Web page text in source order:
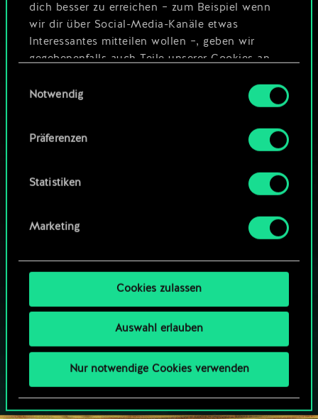
dich besser zu erreichen – zum Beispiel wenn
wir dir über Social-Media-Kanäle etwas
Interessantes mitteilen wollen –, geben wir
gegebenenfalls auch Teile unserer Cookies an
Cookies erfordert allerdings deine Zustimmung.
Alle Details zu unserer Nutzung von Cookies
findest du unten im Menü „Einstellungen“, wo
um das Thema Cookies ändern kannst.
Notwendig
Präferenzen
Statistiken
Marketing
Cookies zulassen
Auswahl erlauben
Nur notwendige Cookies verwenden
WIE WÄR’S MIT EINER RUNDE GWENT?
PC SPIELEN
Das Spiel bietet Ingame-Käufe
SPIELE AUCH AUF: